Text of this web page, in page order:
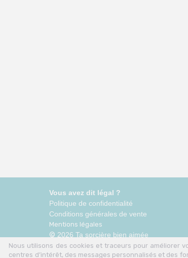
Vous avez dit légal ?
Politique de confidentialité
Conditions générales de vente
Mentions légales
© 2026 Ta sorcière bien aimée
Nous utilisons des cookies et traceurs pour améliorer
centres d’intérêt, des messages personnalisés et des